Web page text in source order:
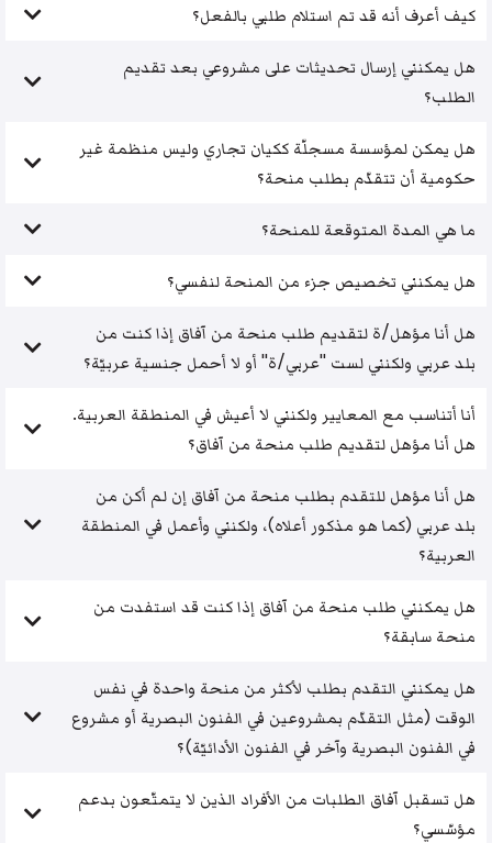
كيف أعرف أنه قد تم استلام طلبي بالفعل؟
هل يمكنني إرسال تحديثات على مشروعي بعد تقديم
الطلب؟
هل يمكن لمؤسسة مسجلّة ككيان تجاري وليس منظمة غير
حكومية أن تتقدّم بطلب منحة؟
ما هي المدة المتوقعة للمنحة؟
هل يمكنني تخصيص جزء من المنحة لنفسي؟
هل أنا مؤهل/ة لتقديم طلب منحة من آفاق إذا كنت من
بلد عربي ولكنني لست "عربي/ة" أو لا أحمل جنسية عربيّة؟
أنا أتناسب مع المعايير ولكنني لا أعيش في المنطقة العربية.
هل أنا مؤهل لتقديم طلب منحة من آفاق؟
هل أنا مؤهل للتقدم بطلب منحة من آفاق إن لم أكن من
بلد عربي (كما هو مذكور أعلاه)، ولكنني وأعمل في المنطقة
العربية؟
هل يمكنني طلب منحة من آفاق إذا كنت قد استفدت من
منحة سابقة؟
هل يمكنني التقدم بطلب لأكثر من منحة واحدة في نفس
الوقت (مثل التقدّم بمشروعين في الفنون البصرية أو مشروع
في الفنون البصرية وآخر في الفنون الأدائيّة)؟
هل تسقبل آفاق الطلبات من الأفراد الذين لا يتمتّعون بدعم
مؤسّسي؟